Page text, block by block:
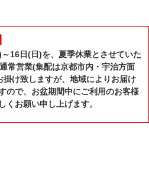
16日(日)を、夏季休業とさせていた
常営業(集配は京都市内・宇治方面
け致しますが、地域によりお届け
ので、お盆期間中にご利用のお客様
くお願い申し上げます。